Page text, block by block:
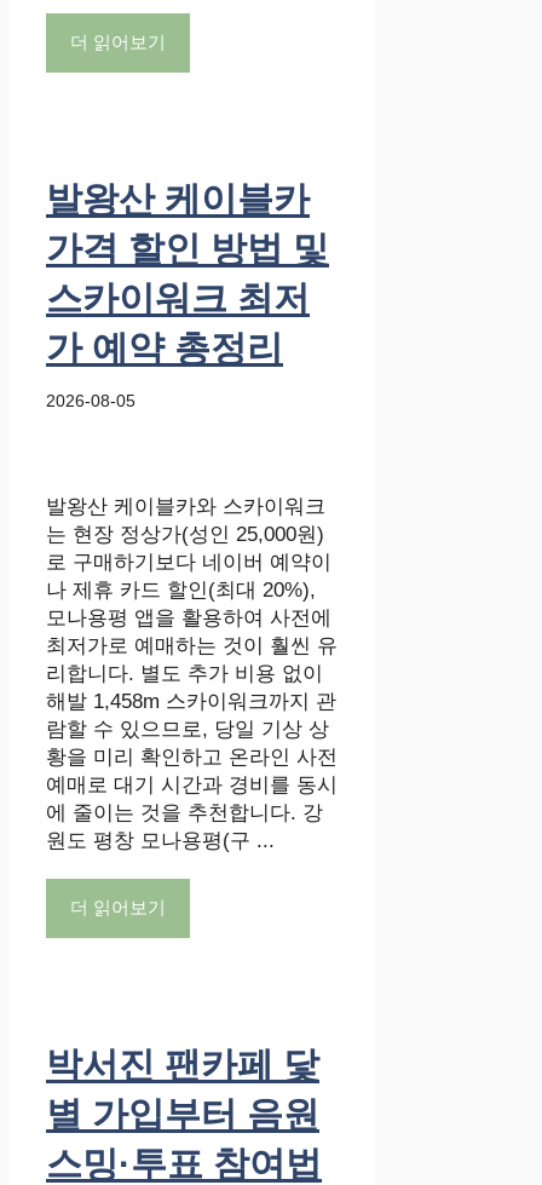
더 읽어보기
발왕산 케이블카
가격 할인 방법 및
스카이워크 최저
가 예약 총정리
2026-08-05
발왕산 케이블카와 스카이워크
는 현장 정상가(성인 25,000원)
로 구매하기보다 네이버 예약이
나 제휴 카드 할인(최대 20%),
모나용평 앱을 활용하여 사전에
최저가로 예매하는 것이 훨씬 유
리합니다. 별도 추가 비용 없이
해발 1,458m 스카이워크까지 관
람할 수 있으므로, 당일 기상 상
황을 미리 확인하고 온라인 사전
예매로 대기 시간과 경비를 동시
에 줄이는 것을 추천합니다. 강
원도 평창 모나용평(구 ...
더 읽어보기
박서진 팬카페 닻
별 가입부터 음원
스밍·투표 참여법